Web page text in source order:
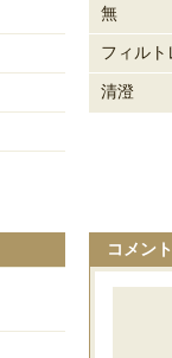
無
フィルト
清澄
コメント